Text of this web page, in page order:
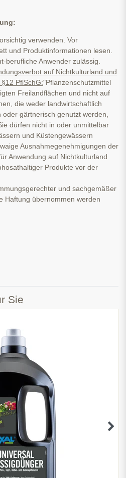
verwenden. Vor
und Produktinformationen lesen.
berufliche Anwender zulässig.
auf Nichtkulturland und
PflSchG:"Pflanzenschutzmittel
Freilandflächen und nicht auf
die weder landwirtschaftlich
gärtnerisch genutzt werden,
dürfen nicht in oder unmittelbar
und Küstengewässern
Ausnahmegenehmigungen der
Anwendung auf Nichtkulturland
Produkte vor der
und sachgemäßer
Haftung übernommen werden
Sie